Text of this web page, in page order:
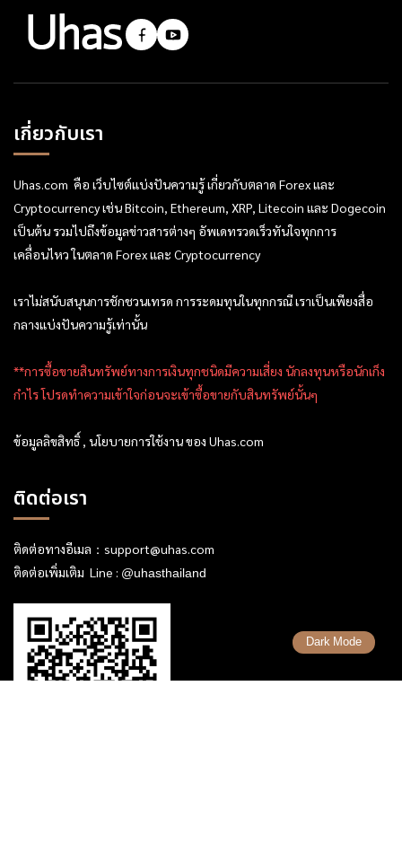
เกี่ยวกับเรา
Uhas.com คือ เว็บไซต์แบ่งปันความรู้ เกี่ยวกับตลาด Forex และ
Cryptocurrency เช่น Bitcoin, Ethereum, XRP, Litecoin และ Dogecoin
เป็นต้น รวมไปถึงข้อมูลข่าวสารต่างๆ อัพเดทรวดเร็วทันใจทุกการ
เคลื่อนไหว ในตลาด Forex และ Cryptocurrency
เราไม่สนับสนุนการชักชวนเทรด การระดมทุนในทุกกรณี เราเป็นเพียงสื่อ
กลางแบ่งปันความรู้เท่านั้น
**การซื้อขายสินทรัพย์ทางการเงินทุกชนิดมีความเสี่ยง นักลงทุนหรือนักเก็ง
กำไร โปรดทำความเข้าใจก่อนจะเข้าซื้อขายกับสินทรัพย์นั้นๆ
ข้อมูลลิขสิทธิ์ , นโยบายการใช้งาน ของ Uhas.com
ติดต่อเรา
ติดต่อทางอีเมล： support@uhas.com
ติดต่อเพิ่มเติม Line : @uhasthailand
Dark Mode